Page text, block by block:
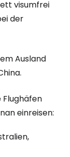
visumfrei
der
Ausland
Flughäfen
einreisen: